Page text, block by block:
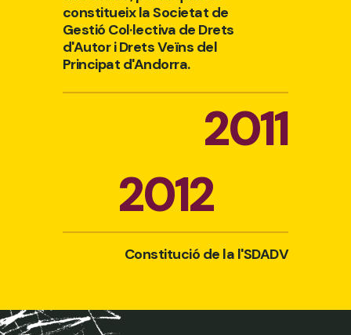
constitueix la Societat de
Gestió Col·lectiva de Drets
d'Autor i Drets Veïns del
Principat d'Andorra.
2011
2012
Constitució de la l'SDADV